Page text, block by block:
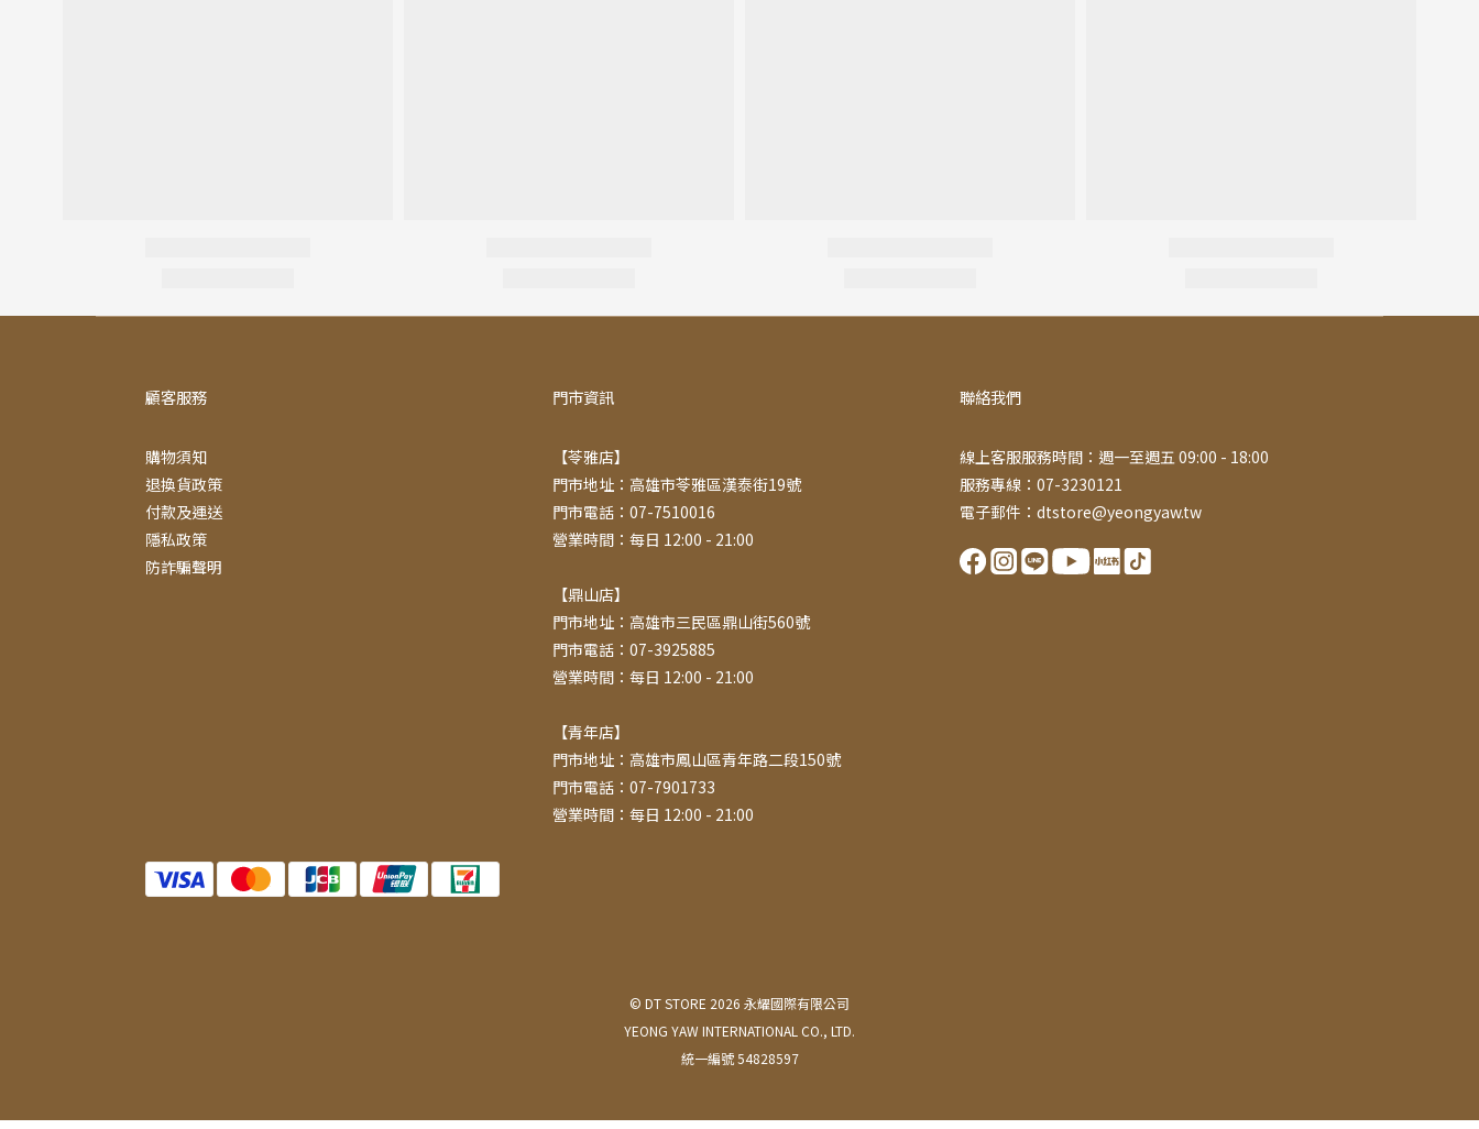
顧客服務
購物須知
退換貨政策
付款及運送
隱私政策
防詐騙聲明
門市資訊
【苓雅店】
門市地址：高雄市苓雅區漢泰街19號
門市電話：07-7510016
營業時間：每日 12:00 - 21:00
【鼎山店】
門市地址：高雄市三民區鼎山街560號
門市電話：07-3925885
營業時間：每日 12:00 - 21:00
【青年店】
門市地址：高雄市鳳山區青年路二段150號
門市電話：07-7901733
營業時間：每日 12:00 - 21:00
聯絡我們
線上客服服務時間：週一至週五 09:00 - 18:00
服務專線：07-3230121
電子郵件：dtstore@yeongyaw.tw
© DT STORE 2026 永耀國際有限公司
YEONG YAW INTERNATIONAL CO., LTD.
統一編號 54828597